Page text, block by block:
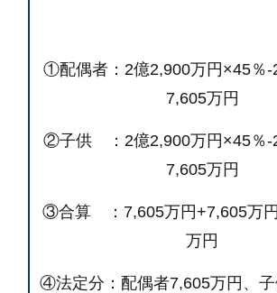
①配偶者：2億2,900万円×45％-
7,605万円
②子供 ：2億2,900万円×45％-
7,605万円
③合算 ：7,605万円+7,605万
万円
④法定分：配偶者7,605万円、子